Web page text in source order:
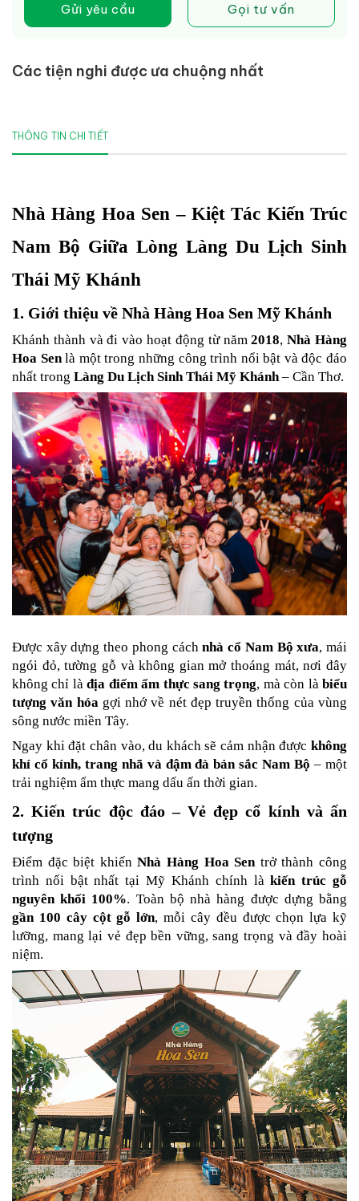
Gửi yêu cầu Gọi tư vấn
Các tiện nghi được ưa chuộng nhất
THÔNG TIN CHI TIẾT
Nhà Hàng Hoa Sen – Kiệt Tác Kiến Trúc
Nam Bộ Giữa Lòng Làng Du Lịch Sinh
Thái Mỹ Khánh
1. Giới thiệu về Nhà Hàng Hoa Sen Mỹ Khánh
Khánh thành và đi vào hoạt động từ năm 2018, Nhà Hàng
Hoa Sen là một trong những công trình nổi bật và độc đáo
nhất trong Làng Du Lịch Sinh Thái Mỹ Khánh – Cần Thơ.
Được xây dựng theo phong cách nhà cổ Nam Bộ xưa, mái
ngói đỏ, tường gỗ và không gian mở thoáng mát, nơi đây
không chỉ là địa điểm ẩm thực sang trọng, mà còn là biểu
tượng văn hóa gợi nhớ về nét đẹp truyền thống của vùng
sông nước miền Tây.
Ngay khi đặt chân vào, du khách sẽ cảm nhận được không
khí cổ kính, trang nhã và đậm đà bản sắc Nam Bộ – một
trải nghiệm ẩm thực mang dấu ấn thời gian.
2. Kiến trúc độc đáo – Vẻ đẹp cổ kính và ấn
tượng
Điểm đặc biệt khiến Nhà Hàng Hoa Sen trở thành công
trình nổi bật nhất tại Mỹ Khánh chính là kiến trúc gỗ
nguyên khối 100%
gần 100 cây cột gỗ lớn, mỗi cây đều được chọn lựa kỹ
lưỡng, mang lại vẻ đẹp bền vững, sang trọng và đầy hoài
niệm.